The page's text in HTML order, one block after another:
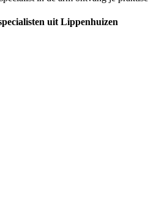
uit Lippenhuizen